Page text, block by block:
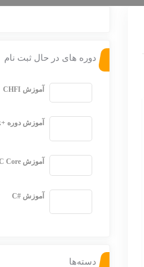
دوره های در حال ثبت نام
آموزش CHFI
آموزش دوره +Network
آموزش Asp.net MVC Core
آموزش #C
دسته‌ها